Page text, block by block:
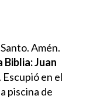
Amén.
Biblia:Juan
en el
piscina de